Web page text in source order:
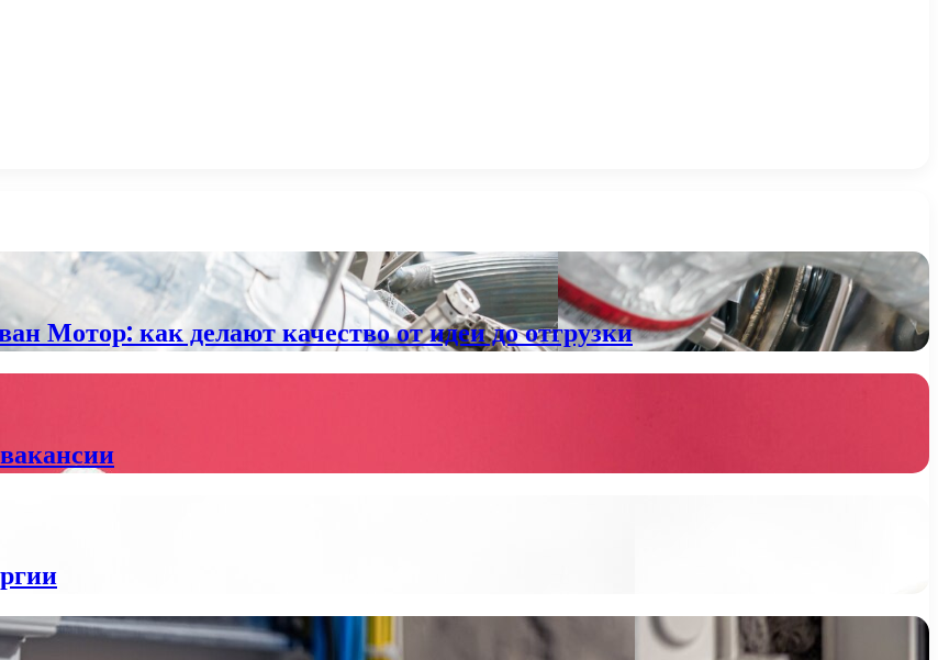
Мотор: как делают качество от идеи до отгрузки